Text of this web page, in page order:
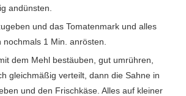
andünsten.
nochmals 1 Min. anrösten.
gleichmäßig verteilt, dann die Sahne in
und den Frischkäse. Alles auf kleiner